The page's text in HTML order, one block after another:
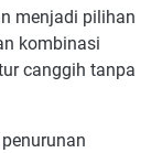
menjadi pilihan
kombinasi
canggih tanpa